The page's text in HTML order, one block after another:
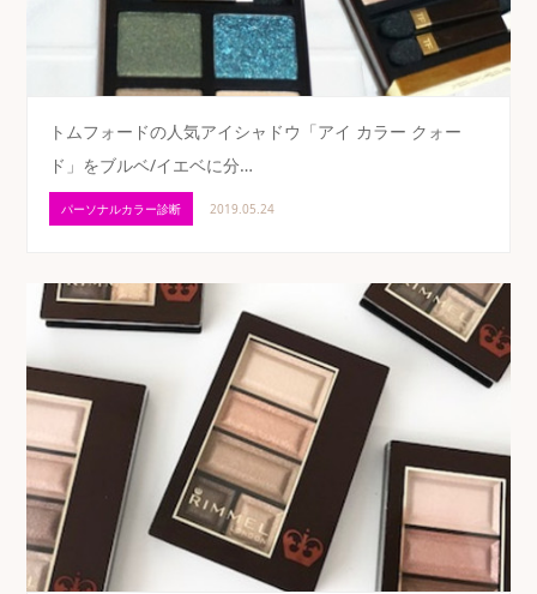
トムフォードの人気アイシャドウ「アイ カラー クォー
ド」をブルベ/イエベに分…
パーソナルカラー診断 2019.05.24